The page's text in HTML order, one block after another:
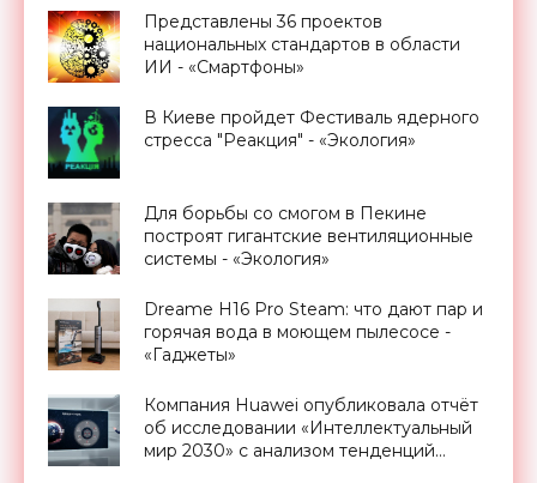
Представлены 36 проектов
национальных стандартов в области
ИИ - «Смартфоны»
В Киеве пройдет Фестиваль ядерного
стресса "Реакция" - «Экология»
Для борьбы со смогом в Пекине
построят гигантские вентиляционные
системы - «Экология»
Dreame H16 Pro Steam: что дают пар и
горячая вода в моющем пылесосе -
«Гаджеты»
Компания Huawei опубликовала отчёт
об исследовании «Интеллектуальный
мир 2030» с анализом тенденций